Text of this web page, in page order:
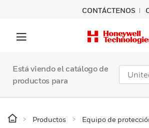
CONTÁCTENOS
Está viendo el catálogo de
productos para
Productos
Equipo de